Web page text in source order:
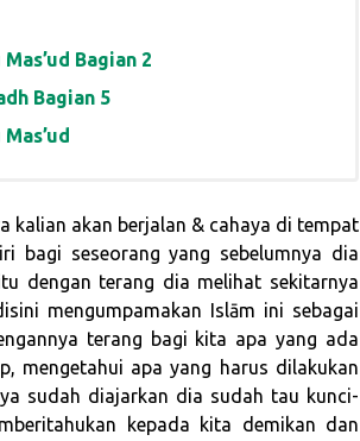
Bagian 2
Bagian 5
bagi seseorang yang sebelumnya dia
dengan terang dia melihat sekitarnya
terang bagi kita apa yang ada
mengetahui apa yang harus dilakukan
sudah diajarkan dia sudah tau kunci-